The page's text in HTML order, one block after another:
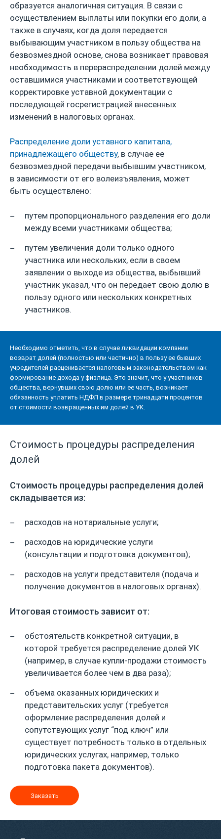
образуется аналогичная ситуация. В связи с
осуществлением выплаты или покупки его доли, а
также в случаях, когда доля передается
выбывающим участником в пользу общества на
безвозмездной основе, снова возникает правовая
необходимость в перераспределении долей между
оставшимися участниками и соответствующей
корректировке уставной документации с
последующей госрегистрацией внесенных
изменений в налоговых органах.
Распределение доли уставного капитала,
принадлежащего обществу, в случае ее
безвозмездной передачи выбывшим участником,
в зависимости от его волеизъявления, может
быть осуществлено:
путем пропорционального разделения его доли
между всеми участниками общества;
путем увеличения доли только одного
участника или нескольких, если в своем
заявлении о выходе из общества, выбывший
участник указал, что он передает свою долю в
пользу одного или нескольких конкретных
участников.
Необходимо отметить, что в случае ликвидации компании
возврат долей (полностью или частично) в пользу ее бывших
учредителей расценивается налоговым законодательством как
формирование дохода у физлица. Это значит, что у участников
общества, вернувших свою долю или ее часть, возникает
обязанность уплатить НДФЛ в размере тринадцати процентов
от стоимости возвращенных им долей в УК.
Стоимость процедуры распределения
долей
Стоимость процедуры распределения долей
складывается из:
расходов на нотариальные услуги;
расходов на юридические услуги
(консультации и подготовка документов);
расходов на услуги представителя (подача и
получение документов в налоговых органах).
Итоговая стоимость зависит от:
обстоятельств конкретной ситуации, в
которой требуется распределение долей УК
(например, в случае купли-продажи стоимость
увеличивается более чем в два раза);
объема оказанных юридических и
представительских услуг (требуется
оформление распределения долей и
сопутствующих услуг “под ключ” или
существует потребность только в отдельных
юридических услугах, например, только
подготовка пакета документов).
Заказать